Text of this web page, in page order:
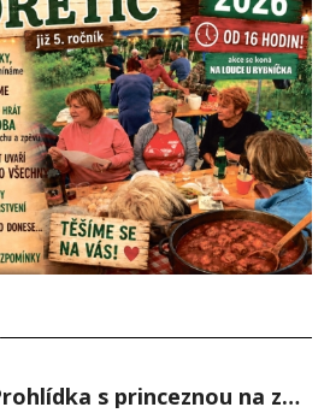
Prohlídka s princeznou na zámku Stekník